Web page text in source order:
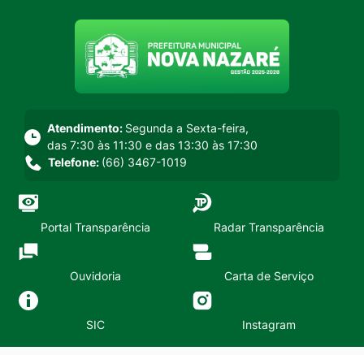
Seção do menu principal
Atendimento: Segunda a Sexta-feira,
das 7:30 às 11:30 e das 13:30 às 17:30
Telefone: (66) 3467-1019
Portal Transparência Radar Transparência
Ouvidoria Carta de Serviço
SIC Instagram